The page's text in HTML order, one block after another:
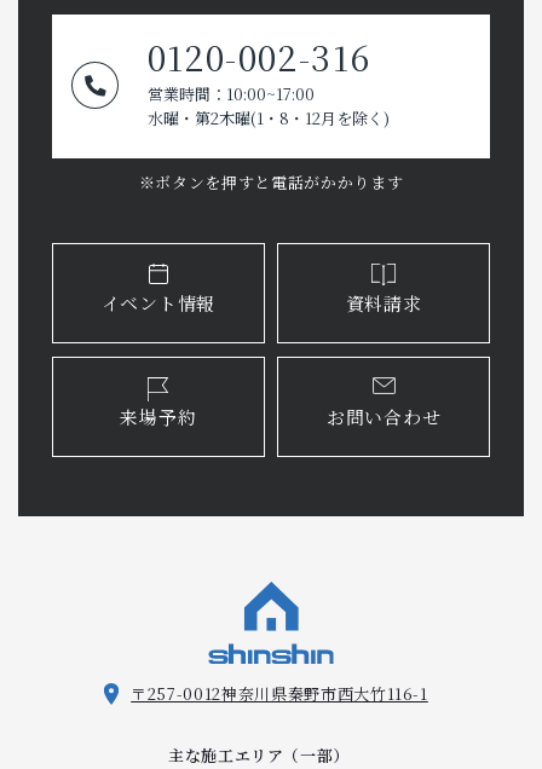
0120-002-316
営業時間：10:00~17:00
水曜・第2木曜(1・8・12月を除く)
※ボタンを押すと電話がかかります
イベント情報 資料請求
来場予約 お問い合わせ
〒257-0012神奈川県秦野市西大竹116-1
主な施工エリア（一部）